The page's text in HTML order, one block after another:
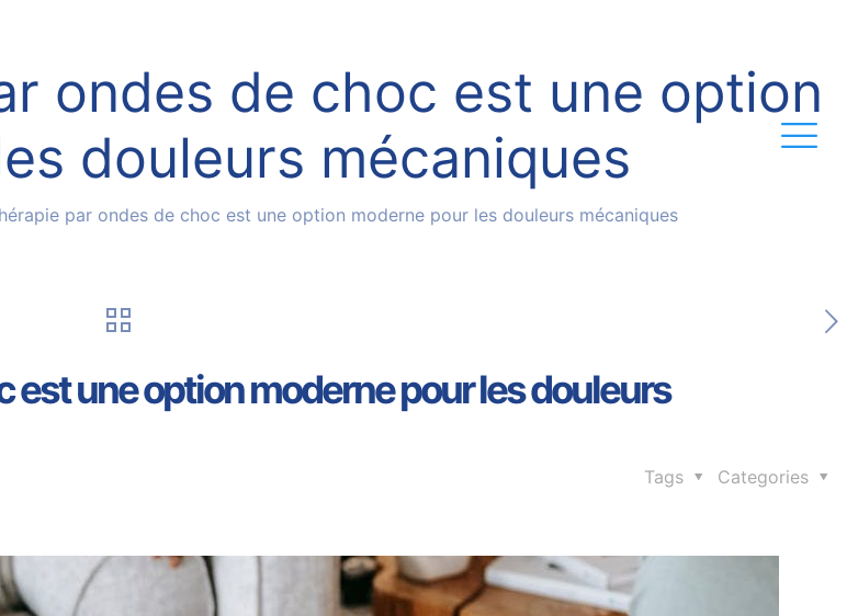
ondes de choc est une option
douleurs mécaniques
par ondes de choc est une option moderne pour les douleurs mécaniques
est une option moderne pour les douleurs
Categories
Tags